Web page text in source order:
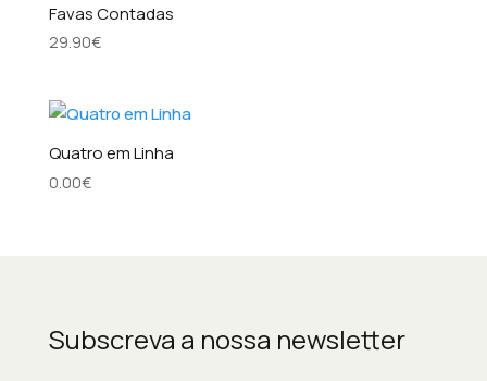
Favas Contadas
29.90€
Quatro em Linha
0.00€
Subscreva a nossa newsletter